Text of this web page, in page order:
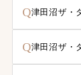
Q津田沼ザ・
Q津田沼ザ・